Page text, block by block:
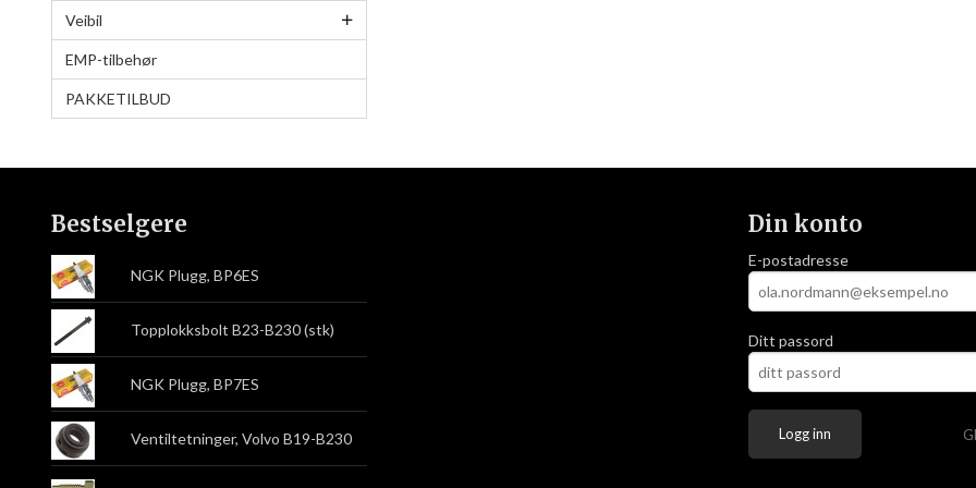
Veibil
EMP-tilbehør
PAKKETILBUD
Bestselgere
NGK Plugg, BP6ES
Topplokksbolt B23-B230 (stk)
NGK Plugg, BP7ES
Ventiltetninger, Volvo B19-B230
Din konto
E-postadresse
Ditt passord